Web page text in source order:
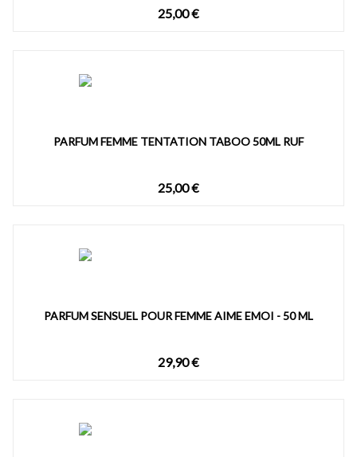
25,00 €
PARFUM FEMME TENTATION TABOO 50ML RUF
25,00 €
PARFUM SENSUEL POUR FEMME AIME EMOI - 50 ML
29,90 €